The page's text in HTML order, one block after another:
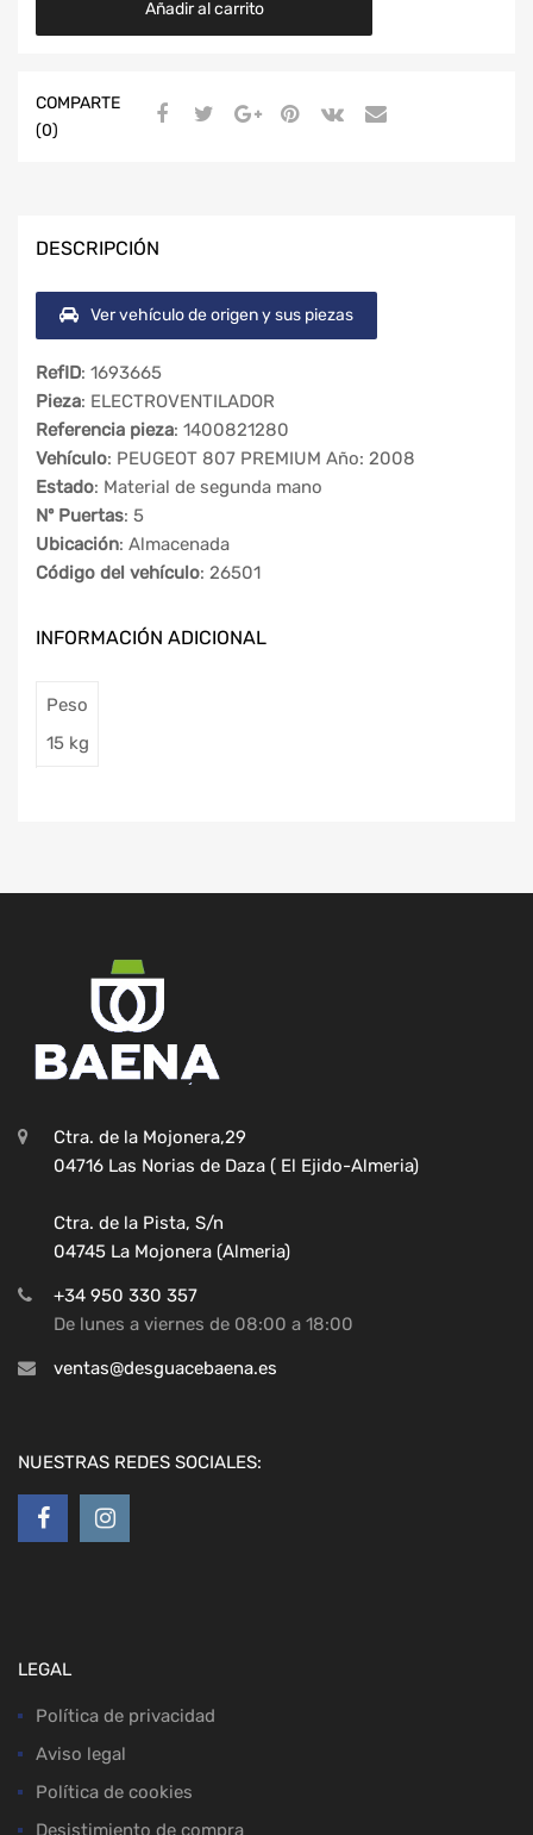
Añadir al carrito
COMPARTE
(0)
DESCRIPCIÓN
Ver vehículo de origen y sus piezas
RefID: 1693665
Pieza: ELECTROVENTILADOR
Referencia pieza: 1400821280
Vehículo: PEUGEOT 807 PREMIUM Año: 2008
Estado: Material de segunda mano
Nº Puertas: 5
Ubicación: Almacenada
Código del vehículo: 26501
INFORMACIÓN ADICIONAL
Peso
15 kg
Ctra. de la Mojonera,29
04716 Las Norias de Daza ( El Ejido-Almeria)
Ctra. de la Pista, S/n
04745 La Mojonera (Almeria)
+34 950 330 357
De lunes a viernes de 08:00 a 18:00
ventas@desguacebaena.es
NUESTRAS REDES SOCIALES:
LEGAL
Política de privacidad
Aviso legal
Política de cookies